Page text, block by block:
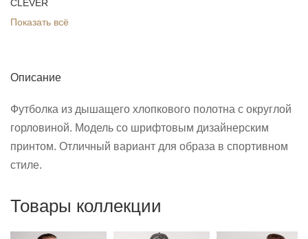
CLEVER
Показать всё
Описание
Футболка из дышащего хлопкового полотна с округлой
горловиной. Модель со шрифтовым дизайнерским
принтом. Отличный вариант для образа в спортивном
стиле.
Товары коллекции